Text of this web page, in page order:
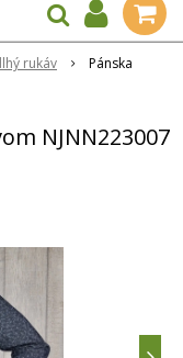
rukáv
Pánska
NJNN223007